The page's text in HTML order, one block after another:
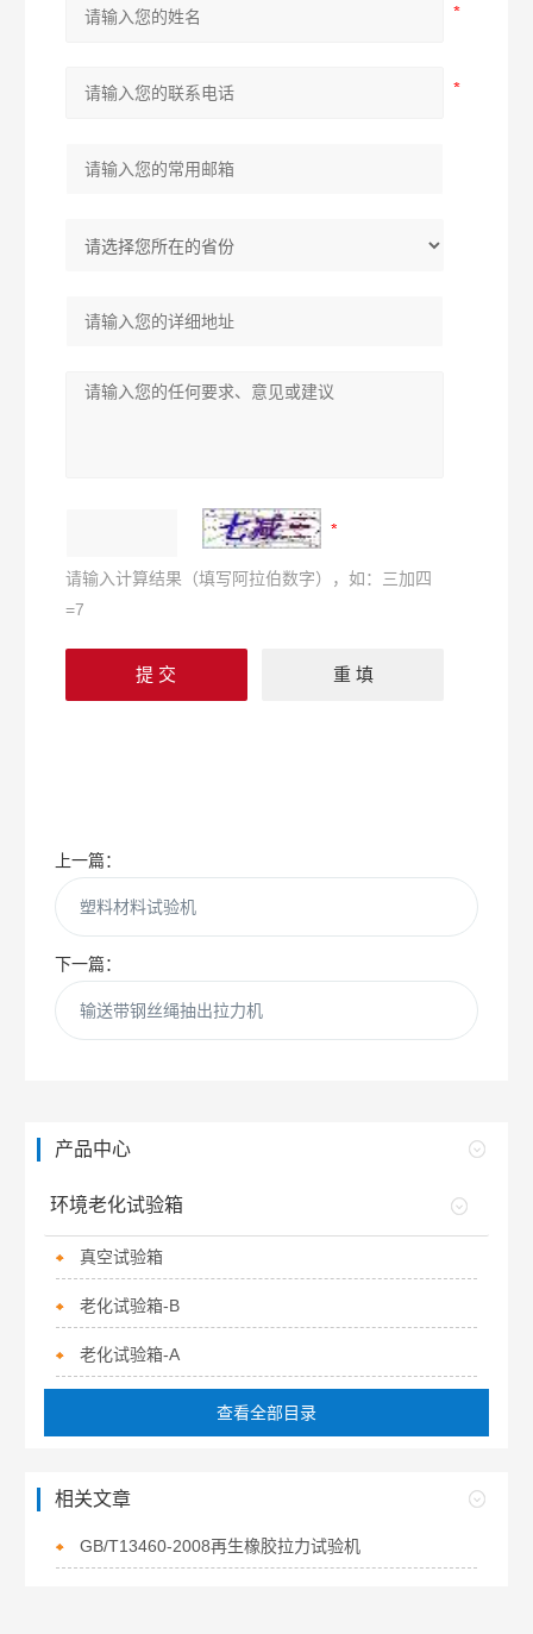
请输入计算结果（填写阿拉伯数字），如：三加四
=7
上一篇：
塑料材料试验机
下一篇：
输送带钢丝绳抽出拉力机
产品中心
环境老化试验箱
真空试验箱
老化试验箱-B
老化试验箱-A
查看全部目录
相关文章
GB/T13460-2008再生橡胶拉力试验机